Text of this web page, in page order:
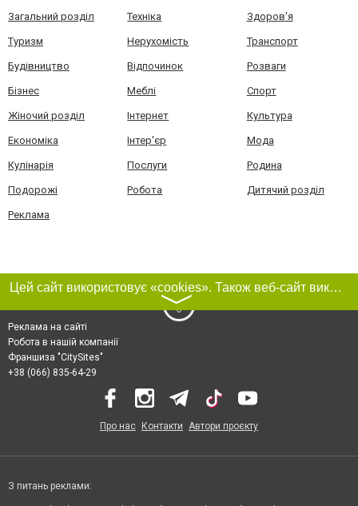
Загальний розділ Техніка Здоров'я
Туризм Нерухомість Транспорт
Будівництво Відпочинок Розваги
Бізнес Меблі Спорт
Жіночий розділ Інтернет Культура
Економіка Інтер'єр Мода
Кулінарія Послуги Родина
Подорожі Робота Дитячий розділ
Реклама
Цей сайт використовує «cookies». Також веб-сайт використовує інтернет-сервіс для збору технічних даних стосовно відвідувачів з метою отримання маркетингової та статистичної інформації. Умови обробки даних відвідувачів сайту див.
〉
Реклама на сайті
Робота в нашій компанії
Франшиза "CitySites"
+38 (066) 835-64-29
Про нас Контакти Автори проєкту
З питань реклами: